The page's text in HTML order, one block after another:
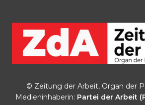
© Zeitung der Arbeit, Organ der
Medieninhaberin: Partei der Arbeit